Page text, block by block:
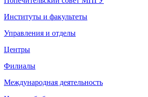
Институты и факультеты
Управления и отделы
Центры
Филиалы
Международная деятельность